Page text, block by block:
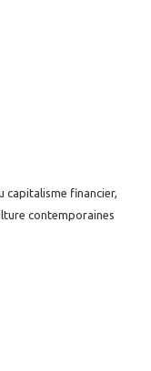
capitalisme financier,
contemporaines